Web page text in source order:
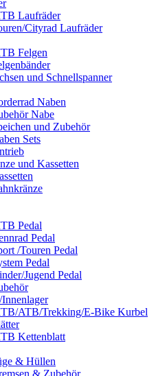
Laufräder
Cityrad Laufräder
Felgen
und Schnellspanner
Naben
Nabe
und Zubehör
Sets
und Kassetten
Pedal
Pedal
/Touren Pedal
Pedal
Jugend Pedal
ATB/Trekking/E-Bike Kurbel
Kettenblatt
& Hüllen
& Zubehör